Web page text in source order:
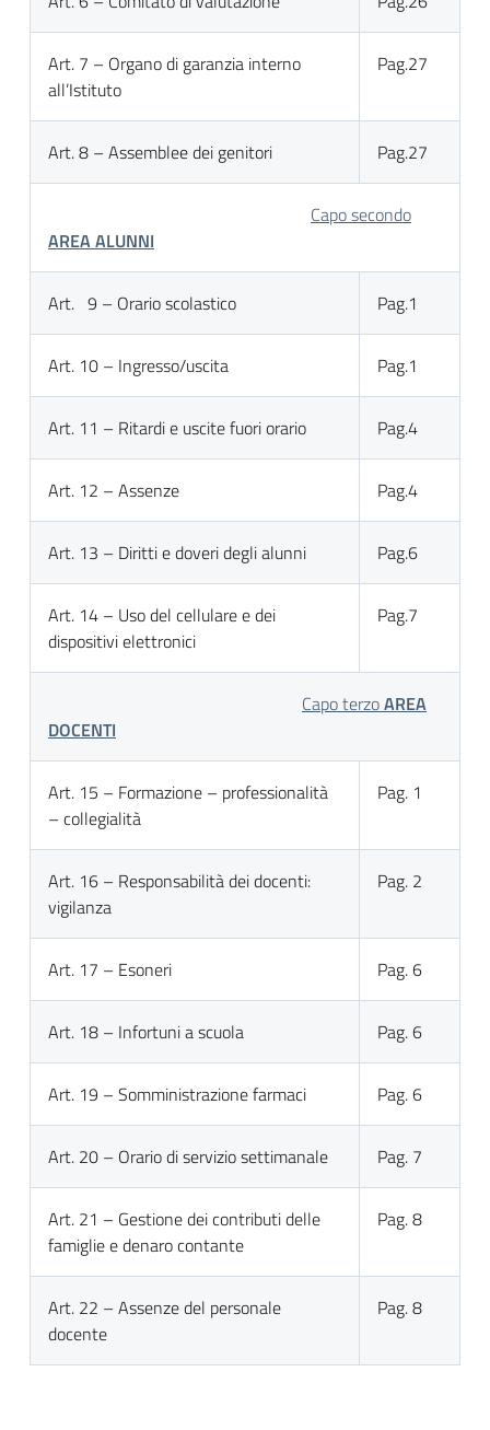
Art. 7 – Organo di garanzia interno
all’Istituto
Pag.27
Art. 8 – Assemblee dei genitori Pag.27
Capo secondo
AREA ALUNNI
Art. 9 – Orario scolastico Pag.1
Art. 10 – Ingresso/uscita Pag.1
Art. 11 – Ritardi e uscite fuori orario Pag.4
Art. 12 – Assenze Pag.4
Art. 13 – Diritti e doveri degli alunni Pag.6
Art. 14 – Uso del cellulare e dei
dispositivi elettronici
Pag.7
Capo terzoAREA
DOCENTI
Art. 15 – Formazione – professionalità
– collegialità
Pag. 1
Art. 16 – Responsabilità dei docenti:
vigilanza
Pag. 2
Art. 17 – Esoneri Pag. 6
Art. 18 – Infortuni a scuola Pag. 6
Art. 19 – Somministrazione farmaci Pag. 6
Art. 20 – Orario di servizio settimanale Pag. 7
Art. 21 – Gestione dei contributi delle
famiglie e denaro contante
Pag. 8
Art. 22 – Assenze del personale
docente
Pag. 8